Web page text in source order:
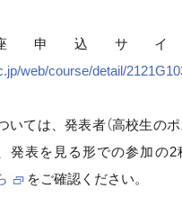
申込サイ
web/course/detail/
いては、発表者（高校生の
発表を見る形での参加の2
をご確認ください。